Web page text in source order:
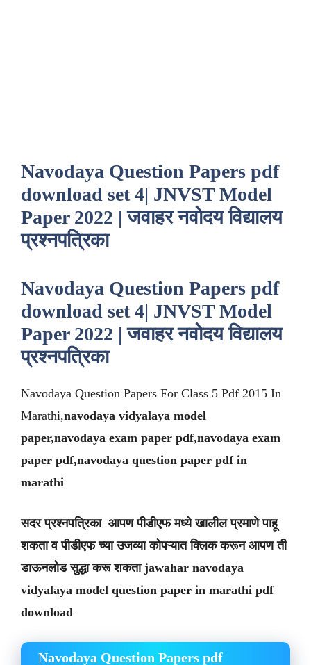
Navodaya Question Papers pdf
download set 4| JNVST Model
Paper 2022 | जवाहर नवोदय विद्यालय
प्रश्नपत्रिका
Navodaya Question Papers pdf
download set 4| JNVST Model
Paper 2022 |जवाहर नवोदय विद्यालय
प्रश्नपत्रिका
Navodaya Question Papers For Class 5 Pdf 2015 In
Marathi,navodaya vidyalaya model
paper,navodaya exam paper pdf,navodaya exam
paper pdf,navodaya question paper pdf in
marathi
सदर प्रश्नपत्रिका आपण पीडीएफ मध्ये खालील प्रमाणे पाहू
शकता व पीडीएफ च्या उजव्या कोपऱ्यात क्लिक करून आपण ती
डाऊनलोड सुद्धा करू शकता jawahar navodaya
vidyalaya model question paper in marathi pdf
download
Navodaya Question Papers pdf